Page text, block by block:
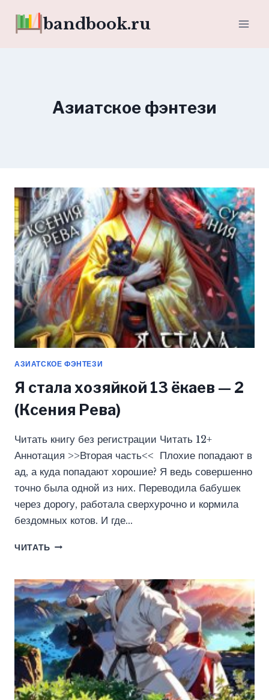
bandbook.ru
Азиатское фэнтези
АЗИАТСКОЕ ФЭНТЕЗИ
Я стала хозяйкой 13 ёкаев — 2
(Ксения Рева)
Читать книгу без регистрации Читать 12+
Аннотация >>Вторая часть<< Плохие попадают в
ад, а куда попадают хорошие? Я ведь совершенно
точно была одной из них. Переводила бабушек
через дорогу, работала сверхурочно и кормила
бездомных котов. И где…
ЧИТАТЬ Я
13
ЁКАЕВ
—
2
(КСЕНИЯ
РЕВА)